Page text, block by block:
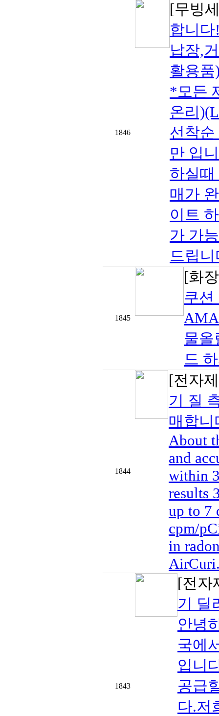
1846
[무빙
합니
납장,
활용품
*모든
온리
선착
만 입
하실
매가
이트
가 가
드립
1845
[화
쿠션
물올
드
1844
[전자
기 질
매합니
About
and
within
results
up to 7
cpm/
in
1843
[전자
기 딜
안녕
국에
입니
공급
다.저